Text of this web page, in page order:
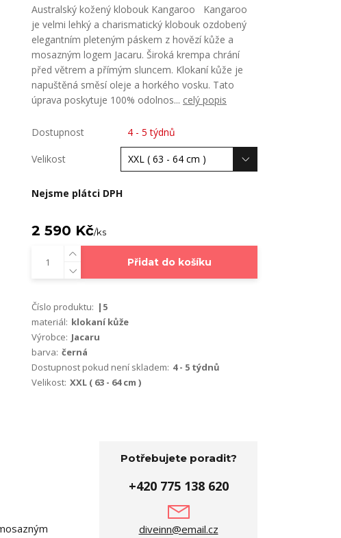
Australský kožený klobouk Kangaroo Kangaroo
je velmi lehký a charismatický klobouk ozdobený
elegantním pleteným páskem z hovězí kůže a
mosazným logem Jacaru. Široká krempa chrání
před větrem a přímým sluncem. Klokaní kůže je
napuštěná směsí oleje a horkého vosku. Tato
úprava poskytuje 100% odolnos... celý popis
Dostupnost 4 - 5 týdnů
Velikost
Nejsme plátci DPH
2 590 Kč/ks
Přidat do košíku
Číslo produktu: |5
materiál: klokaní kůže
Výrobce: Jacaru
barva: černá
Dostupnost pokud není skladem: 4 - 5 týdnů
Velikost: XXL ( 63 - 64 cm )
Potřebujete poradit?
+420 775 138 620
diveinn@email.cz